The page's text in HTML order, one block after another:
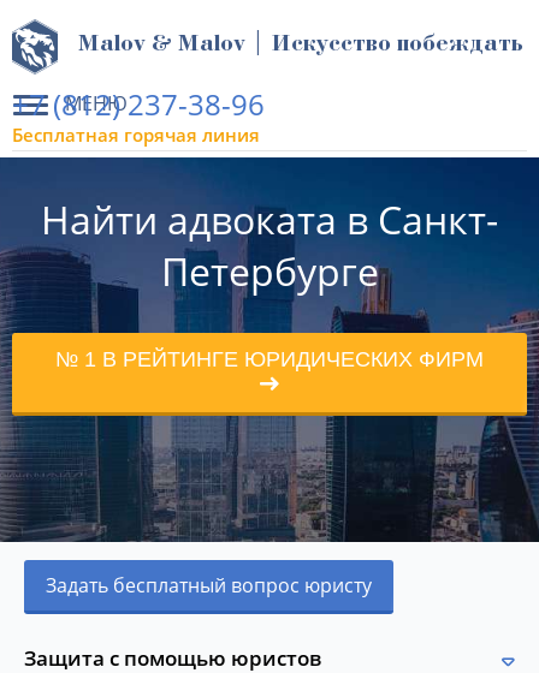
МЕНЮ
Malov & Malov | Искусство побеждать
+7 (812) 237-38-96
Бесплатная горячая линия
Найти адвоката в Санкт-
Петербурге
№ 1 В РЕЙТИНГЕ ЮРИДИЧЕСКИХ ФИРМ
Задать бесплатный вопрос юристу
Защита с помощью юристов